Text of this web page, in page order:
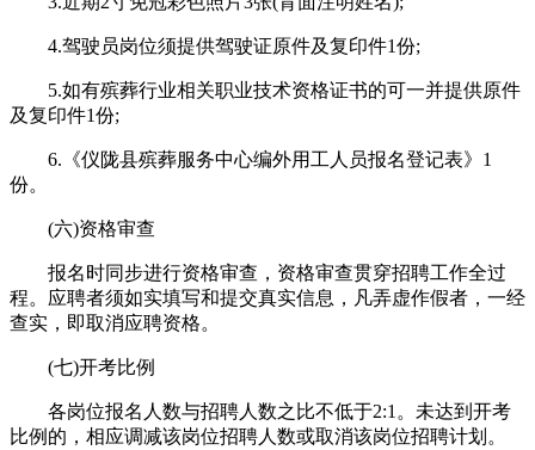
4.驾驶员岗位须提供驾驶证原件及复印件1份;
5.如有殡葬行业相关职业技术资格证书的可一并提供原件
及复印件1份;
6.《仪陇县殡葬服务中心编外用工人员报名登记表》1
份。
(六)资格审查
报名时同步进行资格审查，资格审查贯穿招聘工作全过
程。应聘者须如实填写和提交真实信息，凡弄虚作假者，一经
查实，即取消应聘资格。
(七)开考比例
各岗位报名人数与招聘人数之比不低于2:1。未达到开考
比例的，相应调减该岗位招聘人数或取消该岗位招聘计划。